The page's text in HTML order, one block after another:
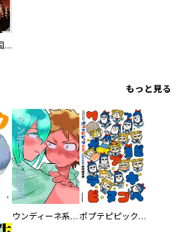
オルクセン王国史
もっと見る
ウンディーネ系彼氏 ポプテピピック SEASON EIGHT